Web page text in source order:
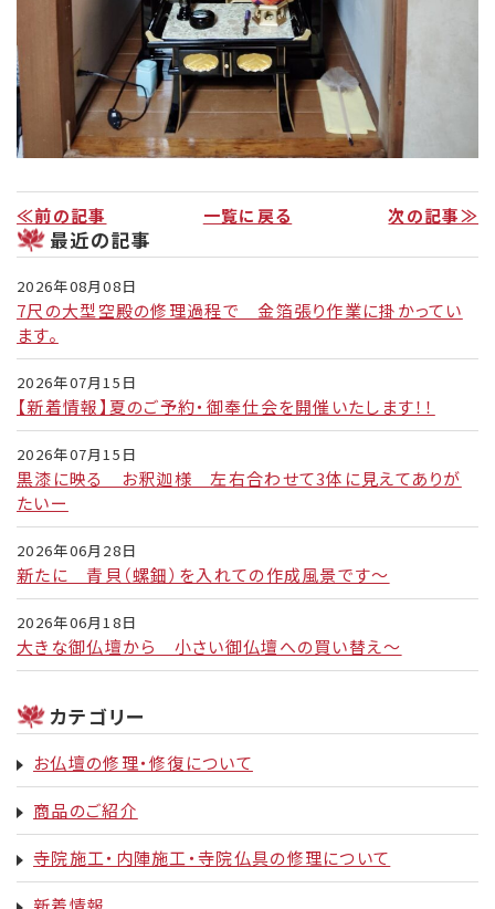
≪前の記事 一覧に戻る 次の記事≫
最近の記事
2026年08月08日
7尺の大型空殿の修理過程で 金箔張り作業に掛かってい
ます。
2026年07月15日
【新着情報】夏のご予約・御奉仕会を開催いたします！！
2026年07月15日
黒漆に映る お釈迦様 左右合わせて3体に見えてありが
たいー
2026年06月28日
新たに 青貝（螺鈿）を入れての作成風景です～
2026年06月18日
大きな御仏壇から 小さい御仏壇への買い替え～
カテゴリー
お仏壇の修理・修復について
商品のご紹介
寺院施工・内陣施工・寺院仏具の修理について